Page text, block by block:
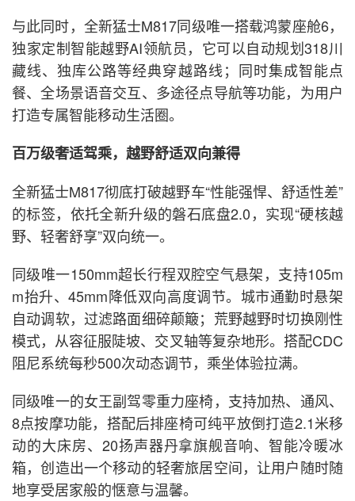
与此同时，全新猛士M817同级唯一搭载鸿蒙座舱6，
独家定制智能越野AI领航员，它可以自动规划318川
藏线、独库公路等经典穿越路线；同时集成智能点
餐、全场景语音交互、多途径点导航等功能，为用户
打造专属智能移动生活圈。
百万级奢适驾乘，越野舒适双向兼得
全新猛士M817彻底打破越野车“性能强悍、舒适性差”
的标签，依托全新升级的磐石底盘2.0，实现“硬核越
野、轻奢舒享”双向统一。
同级唯一150mm超长行程双腔空气悬架，支持105m
m抬升、45mm降低双向高度调节。城市通勤时悬架
自动调软，过滤路面细碎颠簸；荒野越野时切换刚性
模式，从容征服陡坡、交叉轴等复杂地形。搭配CDC
阻尼系统每秒500次动态调节，乘坐体验拉满。
同级唯一的女王副驾零重力座椅，支持加热、通风、
8点按摩功能，搭配后排座椅可纯平放倒打造2.1米移
动的大床房、20扬声器丹拿旗舰音响、智能冷暖冰
箱，创造出一个移动的轻奢旅居空间，让用户随时随
地享受居家般的惬意与温馨。